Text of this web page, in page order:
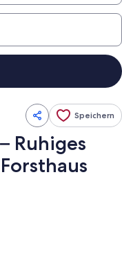
Speichern
Ruhiges